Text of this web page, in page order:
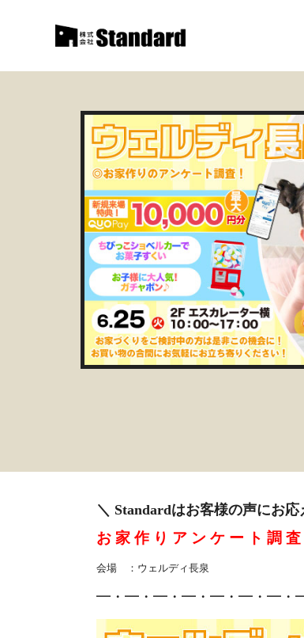
＼ Standardはお客様の声にお
お 家 作 り ア ン ケ ー ト 調 査
会場 ：ウェルディ長泉
━・━・━・━・━・━・━・